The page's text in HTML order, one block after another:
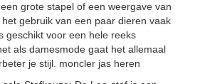
grote stapel of een weergave van
gebruik van een paar dieren vaak
geschikt voor een hele reeks
als damesmode gaat het allemaal
je stijl. moncler jas heren